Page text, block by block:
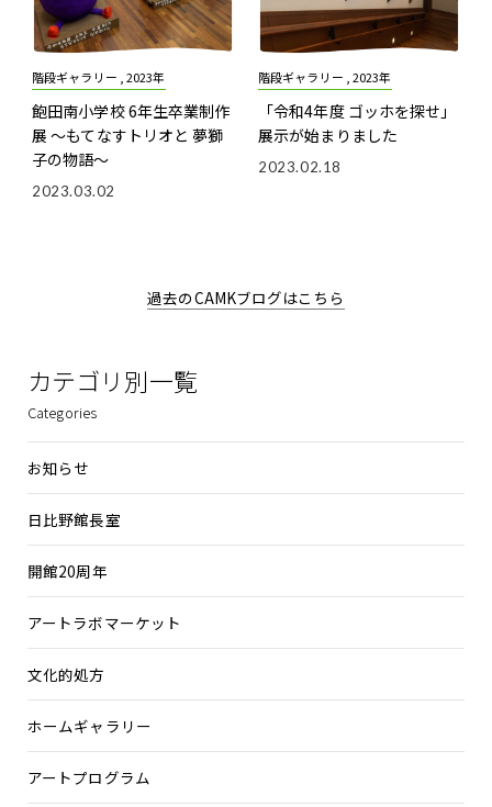
階段ギャラリー , 2023年
飽田南小学校 6年生卒業制作
展 ～もてなすトリオと 夢獅
子の物語～
2023.03.02
階段ギャラリー , 2023年
「令和4年度 ゴッホを探せ」
展示が始まりました
2023.02.18
過去のCAMKブログはこちら
カテゴリ別一覧
Categories
お知らせ
日比野館長室
開館20周年
アートラボマーケット
文化的処方
ホームギャラリー
アートプログラム